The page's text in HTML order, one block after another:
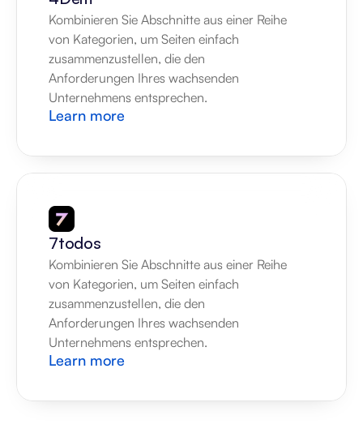
Kombinieren Sie Abschnitte aus einer Reihe
von Kategorien, um Seiten einfach
zusammenzustellen, die den
Anforderungen Ihres wachsenden
Unternehmens entsprechen.
Learn more
7todos
Kombinieren Sie Abschnitte aus einer Reihe
von Kategorien, um Seiten einfach
zusammenzustellen, die den
Anforderungen Ihres wachsenden
Unternehmens entsprechen.
Learn more